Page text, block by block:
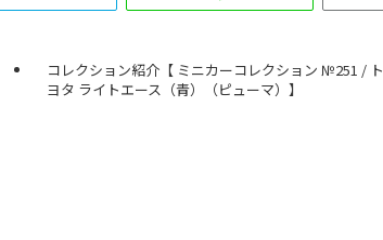
コレクション紹介【 ミニカーコレクション №251 / ト
ヨタ ライトエース（青）（ピューマ）】